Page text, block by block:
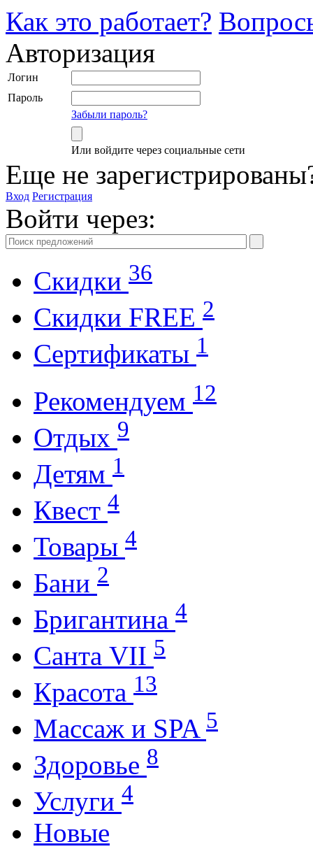
Как это работает?
Авторизация
Логин
Пароль
Забыли пароль?
Или войдите через социальные сети
Еще не
Вход Регистрация
Войти через:
Скидки 36
Cкидки FREE 2
Cертификаты 1
Рекомендуем 12
Отдых 9
Детям 1
Квест 4
Товары 4
Бани 2
Бригантина 4
Санта VII 5
Красота 13
Массаж и SPA 5
Здоровье 8
Услуги 4
Новые